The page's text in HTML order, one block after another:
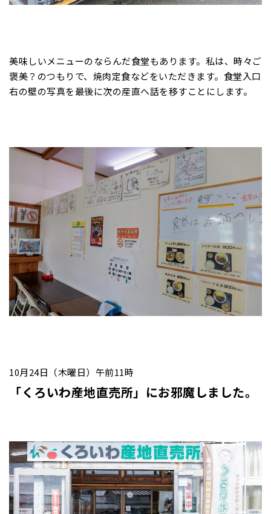
美味しいメニューのならんだ食堂もあります。私は、時々ご
褒美？のつもりで、焼肉定食などをいただきます。食堂入口
右の壁の写真を最後に次の産直へ話を移すことにします。
10月24日（木曜日）午前11時
「くろいわ産地直売所」にお邪魔しました。